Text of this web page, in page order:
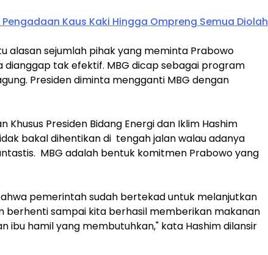
Kaus Kaki Hingga Ompreng Semua Diolah
alasan sejumlah pihak yang meminta Prabowo
tak efektif. MBG dicap sebagai program
Presiden diminta mengganti MBG dengan
Presiden Bidang Energi dan Iklim Hashim
bakal dihentikan di tengah jalan walau adanya
MBG adalah bentuk komitmen Prabowo yang
pemerintah sudah bertekad untuk melanjutkan
berhenti sampai kita berhasil memberikan makanan
ibu hamil yang membutuhkan," kata Hashim dilansir